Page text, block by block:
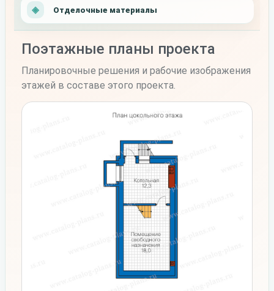
Отделочные материалы
Поэтажные планы проекта
Планировочные решения и рабочие изображения
этажей в составе этого проекта.